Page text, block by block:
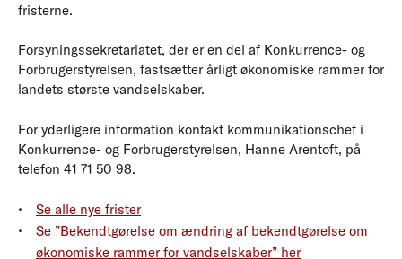
fristerne.
Forsyningssekretariatet, der er en del af Konkurrence- og
Forbrugerstyrelsen, fastsætter årligt økonomiske rammer for
landets største vandselskaber.
For yderligere information kontakt kommunikationschef i
Konkurrence- og Forbrugerstyrelsen, Hanne Arentoft, på
telefon 41 71 50 98.
Se alle nye frister
Se ”Bekendtgørelse om ændring af bekendtgørelse om
økonomiske rammer for vandselskaber” her